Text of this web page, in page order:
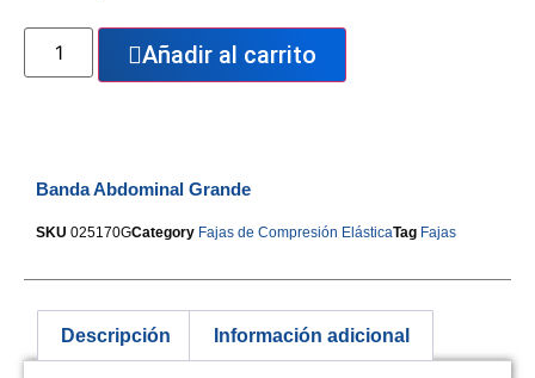
Añadir al carrito
Banda Abdominal Grande
SKU 025170GCategory Fajas de Compresión ElásticaTag Fajas
Descripción Información adicional